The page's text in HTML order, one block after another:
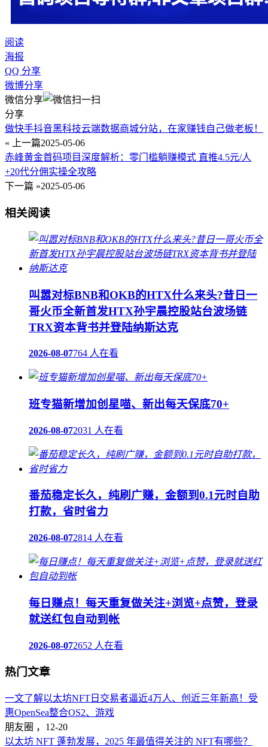
阅读
海报
QQ 分享
微博分享
微信分享
分享
做快手抖音黑科技云端数据商城分站，在家赚钱自己做老板！
« 上一篇2025-05-06
​​赤峰黄金首码项目深度解析：零门槛躺赚模式 直推4.5元/人
+20代分佣实操全攻略​​
下一篇 »2025-05-06
相关阅读
叫嚣对标BNB和OKB的HTX什么来头?昔日一
哥火币全新首发HTX孙宇晨控股站台波场链
TRX资本背书并登陆纳斯达克
2026-08-07764 人在看
班专猫新增加创星喵、新出每天保底70+
2026-08-072031 人在看
番茄稳定长久，纯刷广赚，金额到0.1元时自助
打款，省时省力
2026-08-072814 人在看
每日赚点！每天重复做关注+浏览+点赞，登录
就送红包自动到帐
2026-08-072652 人在看
热门文章
一文了解以太坊NFT日交易者逼近4万人、创近三年新高！受
惠OpenSea整合OS2、游戏
朋友圈 ， 12-20
以太坊 NFT 蓬勃发展，2025 年最值得关注的 NFT有哪些？